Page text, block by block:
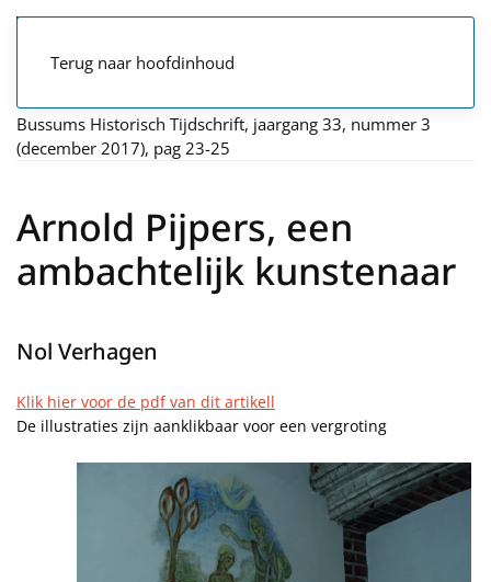
Terug naar hoofdinhoud
Bussums Historisch Tijdschrift, jaargang 33, nummer 3
(december 2017), pag 23-25
Arnold Pijpers, een
ambachtelijk kunstenaar
Nol Verhagen
Klik hier voor de pdf van dit artikell
De illustraties zijn aanklikbaar voor een vergroting